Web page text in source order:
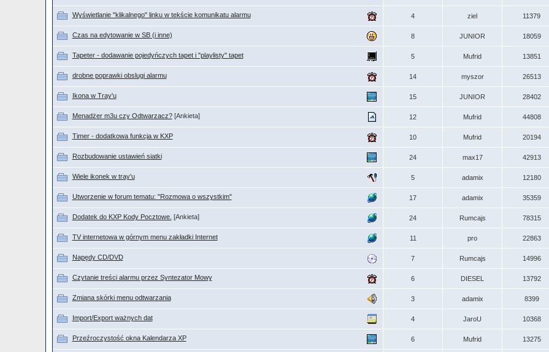
Wyświetlanie "klikalnego" linku w tekście komunikatu alarmu 4 ziel 11379
Czas na edytowanie w SB (i inne) 8 JUNIOR 18059
Tapeter - dodawanie pojedyńczych tapet i "playlisty" tapet 5 Mufrid 13851
drobne poprawki obslugi alarmu 14 myszor 26513
Ikona w Tray'u 15 JUNIOR 28402
Menadżer m3u czy Odtwarzacz?[Ankieta] 12 Mufrid 44808
Timer - dodatkowa funkcja w KXP 10 Mufrid 20194
Rozbudowanie ustawień siatki 24 max17 42913
Wiele ikonek w tray'u 5 adamix 12180
Utworzenie w forum tematu: "Rozmowa o wszystkim" 17 adamix 35359
Dodatek do KXP Kody Pocztowe. [Ankieta] 24 Rumcajs 78315
TV internetowa w górnym menu zakładki Internet 11 pro 22863
Napędy CD/DVD 7 Rumcajs 14996
Czytanie treści alarmu przez Syntezator Mowy 6 DIESEL 13792
Zmiana skórki menu odtwarzania 3 adamix 8399
Import/Export ważnych dat 4 JaroU 10368
Przeźroczystość okna Kalendarza XP 6 Mufrid 13275